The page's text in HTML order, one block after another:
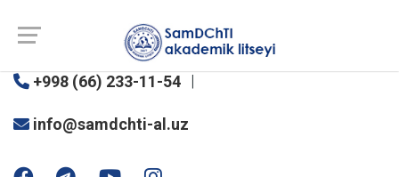
SamDChTI akademik litseyi
+998 (66) 233-11-54
info@samdchti-al.uz